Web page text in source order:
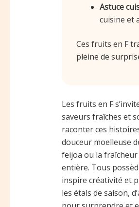
Astuce
cuisine et
Ces fruits en F
pleine de
Les fruits en F
saveurs fraîches et
raconter ces
douceur moelleuse
feijoa ou la
entière. Tous
inspire créativité et
les étals de saison,